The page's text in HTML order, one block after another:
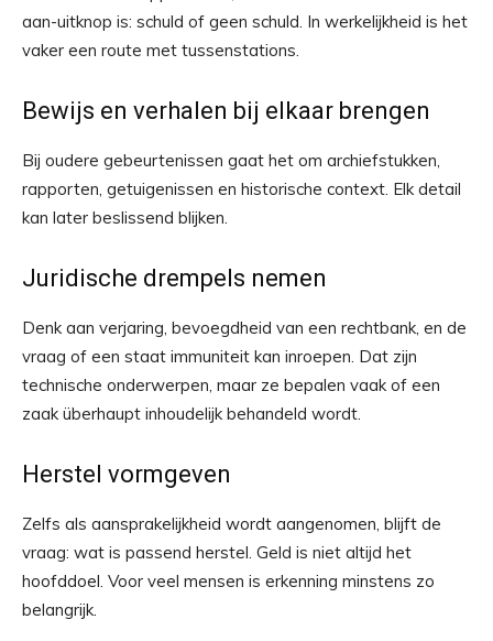
aan-uitknop is: schuld of geen schuld. In werkelijkheid is het
vaker een route met tussenstations.
Bewijs en verhalen bij elkaar brengen
Bij oudere gebeurtenissen gaat het om archiefstukken,
rapporten, getuigenissen en historische context. Elk detail
kan later beslissend blijken.
Juridische drempels nemen
Denk aan verjaring, bevoegdheid van een rechtbank, en de
vraag of een staat immuniteit kan inroepen. Dat zijn
technische onderwerpen, maar ze bepalen vaak of een
zaak überhaupt inhoudelijk behandeld wordt.
Herstel vormgeven
Zelfs als aansprakelijkheid wordt aangenomen, blijft de
vraag: wat is passend herstel. Geld is niet altijd het
hoofddoel. Voor veel mensen is erkenning minstens zo
belangrijk.